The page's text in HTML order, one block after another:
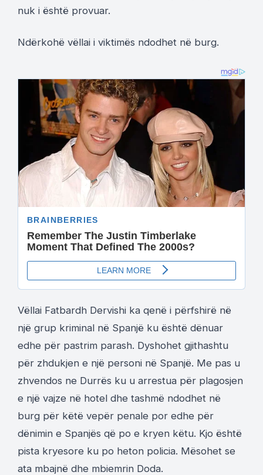
nuk i është provuar.
Ndërkohë vëllai i viktimës ndodhet në burg.
Vëllai Fatbardh Dervishi ka qenë i përfshirë në
një grup kriminal në Spanjë ku është dënuar
edhe për pastrim parash. Dyshohet gjithashtu
për zhdukjen e një personi në Spanjë. Me pas u
zhvendos ne Durrës ku u arrestua për plagosjen
e një vajze në hotel dhe tashmë ndodhet në
burg për këtë vepër penale por edhe për
dënimin e Spanjës që po e kryen këtu. Kjo është
pista kryesore ku po heton policia. Mësohet se
ata mbajnë dhe mbiemrin Doda.